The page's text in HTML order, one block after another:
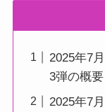
2025年7
3弾の概要
2025年7